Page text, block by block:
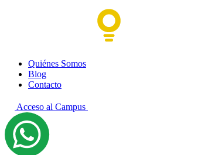
Quiénes Somos
Blog
Contacto
Acceso al Campus